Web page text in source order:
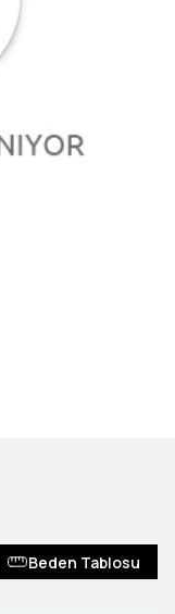
Beden Tablosu